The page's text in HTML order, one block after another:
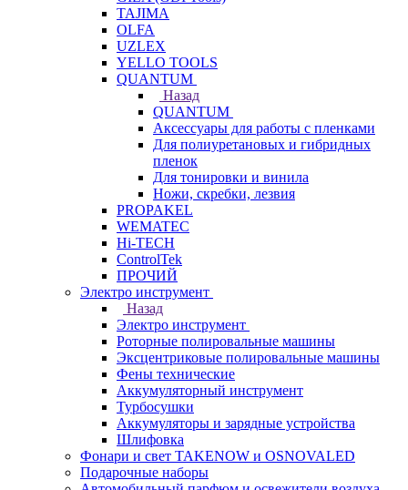
TAJIMA
OLFA
UZLEX
YELLO TOOLS
QUANTUM
Назад
QUANTUM
Аксессуары для работы с пленками
Для полиуретановых и гибридных
пленок
Для тонировки и винила
Ножи, скребки, лезвия
PROPAKEL
WEMATEC
Hi-TECH
ControlTek
ПРОЧИЙ
Электро инструмент
Назад
Электро инструмент
Роторные полировальные машины
Эксцентриковые полировальные машины
Фены технические
Аккумуляторный инструмент
Турбосушки
Аккумуляторы и зарядные устройства
Шлифовка
Фонари и свет TAKENOW и OSNOVALED
Подарочные наборы